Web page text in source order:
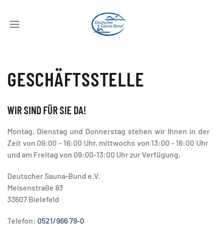
GESCHÄFTSSTELLE
WIR SIND FÜR SIE DA!
Montag, Dienstag und Donnerstag stehen wir Ihnen in der
Zeit von 09:00 – 16:00 Uhr, mittwochs von 13:00 - 16:00 Uhr
und am Freitag von 09:00-13:00 Uhr zur Verfügung.
Deutscher Sauna-Bund e.V.
Meisenstraße 83
33607 Bielefeld
Telefon: 0521/966 79-0